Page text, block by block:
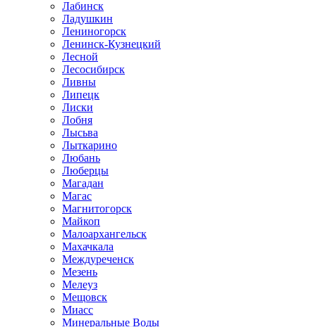
Лабинск
Ладушкин
Лениногорск
Ленинск-Кузнецкий
Лесной
Лесосибирск
Ливны
Липецк
Лиски
Лобня
Лысьва
Лыткарино
Любань
Люберцы
Магадан
Магас
Магнитогорск
Майкоп
Малоархангельск
Махачкала
Междуреченск
Мезень
Мелеуз
Мещовск
Миасс
Минеральные Воды